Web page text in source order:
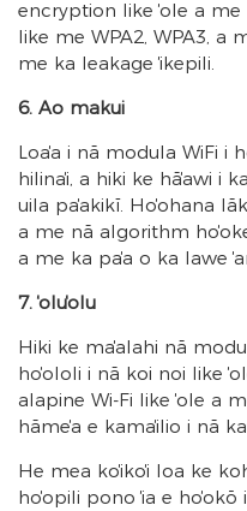
encryption like ʻole a
like me WPA2, WPA3, a
me ka leakage ʻikepili.
6. Ao makui
Loaʻa i nā modula WiFi i
hilinaʻi, a hiki ke hāʻawi i
uila paʻakikī. Hoʻohana
a me nā algorithm
a me ka paʻa o ka lawe
7. ʻoluʻolu
Hiki ke maʻalahi nā
hoʻololi i nā koi noi like
alapine Wi-Fi like ʻole a
hāmeʻa e kamaʻilio i nā
He mea koʻikoʻi loa ke
hoʻopili pono ʻia e